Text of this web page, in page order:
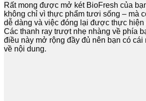
Rất mong được mở két BioFresh của
không chỉ vì thực phẩm tươi sống – mà
dễ dàng và việc đóng lại được thực hiện
Các thanh ray trượt nhẹ nhàng về phía
điều này mở rộng đầy đủ nên bạn có cái
về nội dung.